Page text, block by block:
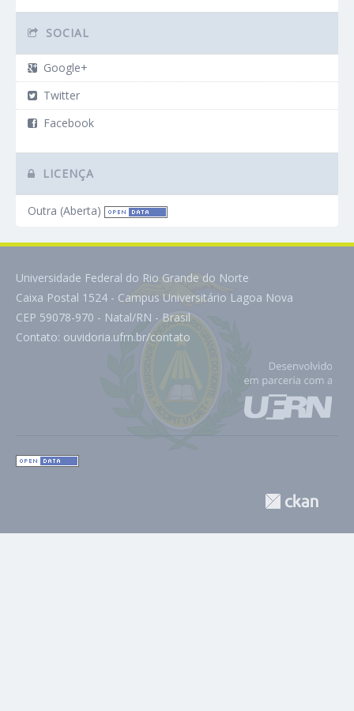
SOCIAL
Google+
Twitter
Facebook
LICENÇA
Outra (Aberta)
Universidade Federal do Rio Grande do Norte
Caixa Postal 1524 - Campus Universitário Lagoa Nova
CEP 59078-970 - Natal/RN - Brasil
Contato: ouvidoria.ufrn.br/contato